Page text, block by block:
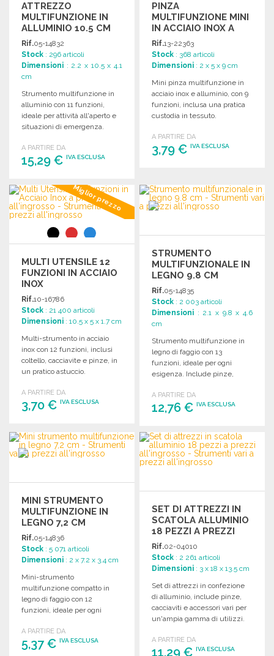
ATTREZZO
MULTIFUNZIONE IN
ALLUMINIO 10.5 CM
Rif.05-14832
Stock : 296 articoli
Dimensioni : 2.2 x 10.5 x 4.1
cm
Strumento multifunzione in
alluminio con 11 funzioni,
ideale per attività all'aperto e
situazioni di emergenza.
4,1 x 2,2 cm.
A PARTIRE DA
15,29 € IVA ESCLUSA
ORDINARE
Richiedi un preventivo
PINZA
MULTIFUNZIONE MINI
IN ACCIAIO INOX A
PREZZI
ALL'INGROSSO
Rif.13-22363
Stock : 368 articoli
Dimensioni : 2 x 5 x 9 cm
Mini pinza multifunzione in
acciaio inox e alluminio, con 9
funzioni, inclusa una pratica
custodia in tessuto.
A PARTIRE DA
3,79 €IVA ESCLUSA
Richiedi un preventivo
Miglior prezzo
MULTI UTENSILE 12
FUNZIONI IN ACCIAIO
INOX
Rif.10-16786
Stock : 21 400 articoli
Dimensioni : 10.5 x 5 x 1.7 cm
Multi-strumento in acciaio
inox con 12 funzioni, inclusi
coltello, cacciavite e pinze, in
un pratico astuccio.
A PARTIRE DA
3,70 € IVA ESCLUSA
ORDINARE
Richiedi un preventivo
STRUMENTO
MULTIFUNZIONALE IN
LEGNO 9.8 CM
Rif.05-14835
Stock : 2 003 articoli
Dimensioni : 2.1 x 9.8 x 4.6
cm
Strumento multifunzione in
legno di faggio con 13
funzioni, ideale per ogni
esigenza. Include pinze,
A PARTIRE DA
12,76 €IVA ESCLUSA
ORDINARE
Richiedi un preventivo
MINI STRUMENTO
MULTIFUNZIONE IN
LEGNO 7,2 CM
Rif.05-14836
Stock : 5 071 articoli
Dimensioni : 2 x 7.2 x 3.4 cm
Mini-strumento
multifunzione compatto in
legno di faggio con 12
funzioni, ideale per ogni
elegante scatola regalo.
A PARTIRE DA
5,37 € IVA ESCLUSA
SET DI ATTREZZI IN
SCATOLA ALLUMINIO
18 PEZZI A PREZZI
ALL'INGROSSO
Rif.02-04010
Stock : 2 261 articoli
Dimensioni : 3 x 18 x 13.5 cm
Set di attrezzi in confezione
di alluminio, include pinze,
cacciaviti e accessori vari per
un'ampia gamma di utilizzi.
A PARTIRE DA
11,29 €IVA ESCLUSA